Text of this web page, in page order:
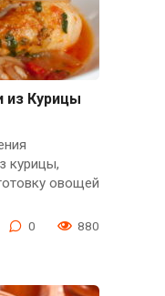
из Курицы
курицы,
овощей
0 880